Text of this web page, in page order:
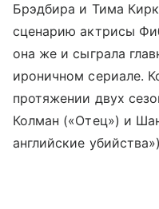
Брэдбира и Тима
сценарию актрисы
она же и сыграла
ироничном сериале.
протяжении двух
Колман («Отец») и
английские